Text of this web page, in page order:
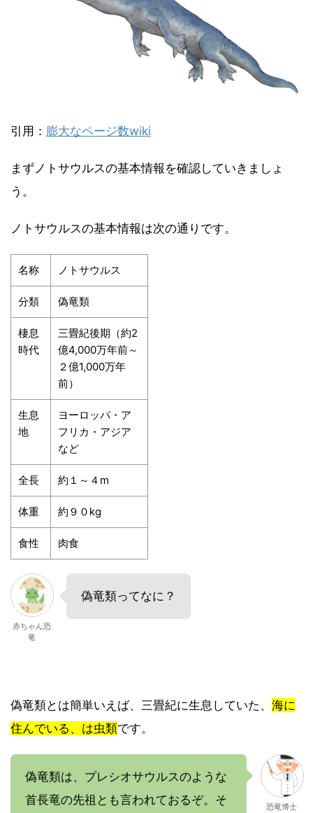
引用： 膨大なページ数wiki
まずノトサウルスの基本情報を確認していきましょ
う。
ノトサウルスの基本情報は次の通りです。
名称 ノトサウルス
分類 偽竜類
棲息
時代
三畳紀後期（約2
億4,000万年前～
２億1,000万年
前）
生息
地
ヨーロッパ・ア
フリカ・アジア
など
全長 約１～４m
体重 約９０kg
食性 肉食
赤ちゃん恐
竜
偽竜類ってなに？
偽竜類とは簡単いえば、三畳紀に生息していた、 海に
住んでいる、は虫類です。
偽竜類は、プレシオサウルスのような
首長竜の先祖とも言われておるぞ。そ
恐竜博士